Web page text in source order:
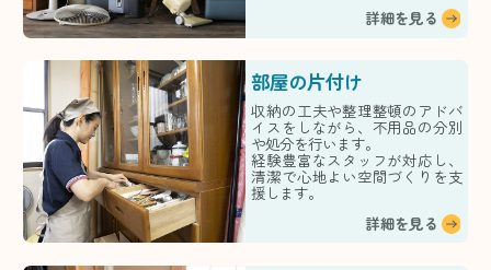
詳細を見る
部屋の片付け
収納の工夫や整理整頓のアドバ
イスをしながら、不用品の分別
や処分を行います。
経験豊富なスタッフが対応し、
清潔で心地よい空間づくりを支
援します。
詳細を見る